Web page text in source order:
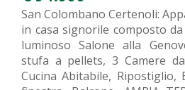
San Colombano Certenoli:
in casa signorile composto
luminoso Salone alla
stufa a pellets, 3 Camere
Cucina Abitabile, Ripostiglio,